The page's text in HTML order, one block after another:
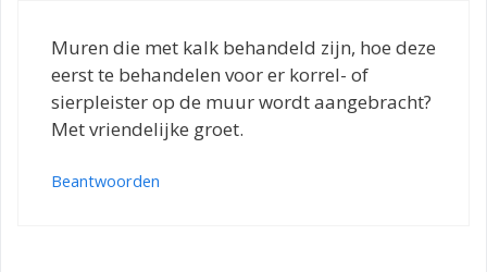
Muren die met kalk behandeld zijn, hoe deze
eerst te behandelen voor er korrel- of
sierpleister op de muur wordt aangebracht?
Met vriendelijke groet.
Beantwoorden